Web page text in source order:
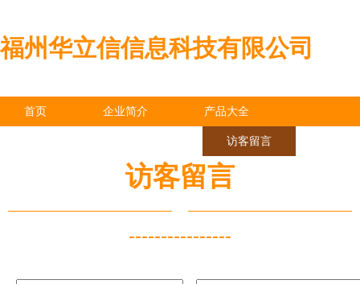
福州华立信信息科技有限公司
首页 企业简介 产品大全
访客留言
访客留言
----------------